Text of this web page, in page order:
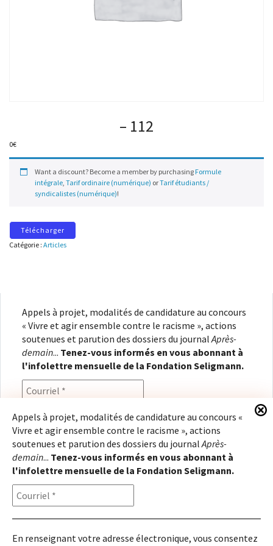
– 112
0€
Want a discount? Become a member by purchasing Formule
intégrale, Tarif ordinaire (numérique) orTarif étudiants /
syndicalistes (numérique)!
Télécharger
Catégorie : Articles
Appels à projet, modalités de candidature au concours
« Vivre et agir ensemble contre le racisme », actions
soutenues et parution des dossiers du journal Après-
demain... Tenez-vous informés en vous abonnant à
l'infolettre mensuelle de la Fondation Seligmann.
En renseignant votre adresse électronique, vous
consentez à recevoir l'infolettre de la Fondation
Seligmann, conformément à notrepolitique de
confidentialité. Il vous sera possible de vous
désabonner à tout moment.
Appels à projet, modalités de candidature au concours «
Vivre et agir ensemble contre le racisme », actions
soutenues et parution des dossiers du journalAprès-
demain... Tenez-vous informés en vous abonnant à
l'infolettre mensuelle de la Fondation Seligmann.
En renseignant votre adresse électronique, vous consentez